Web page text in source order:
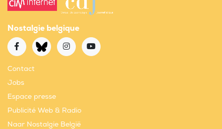
Nostalgie belgique
Contact
Jobs
Espace presse
Publicité Web & Radio
Naar Nostalgie België